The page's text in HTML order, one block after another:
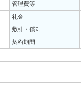
管理費等
礼金
敷引・償却
契約期間